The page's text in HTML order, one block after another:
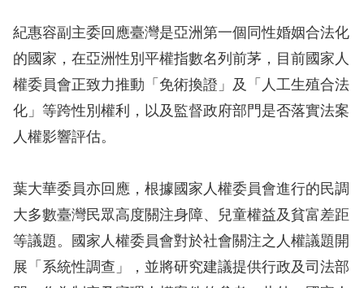
庫
無
障
快
鍵
選
紀惠容副主委回應臺灣是亞洲第一個同性婚姻合法化
的國家，在亞洲性別平權指數名列前茅，目前國家人
權委員會正致力推動「免術換證」及「人工生殖合法
化」等跨性別權利，以及監督政府部門是否落實法案
人權影響評估。
葉大華委員亦回應，根據國家人權委員會進行的民調
大多數臺灣民眾高度關注身障、兒童權益及貧富差距
等議題。國家人權委員會對於社會關注之人權議題開
展「系統性調查」，並將研究建議提供行政及司法部